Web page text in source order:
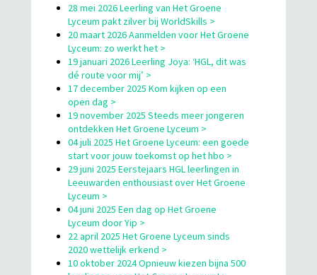
28 mei 2026 Leerling van Het Groene
Lyceum pakt zilver bij WorldSkills >
20 maart 2026 Aanmelden voor Het Groene
Lyceum: zo werkt het >
19 januari 2026 Leerling Joya: ‘HGL, dit was
dé route voor mij’ >
17 december 2025 Kom kijken op een
open dag >
19 november 2025 Steeds meer jongeren
ontdekken Het Groene Lyceum >
04 juli 2025 Het Groene Lyceum: een goede
start voor jouw toekomst op het hbo >
29 juni 2025 Eerstejaars HGL leerlingen in
Leeuwarden enthousiast over Het Groene
Lyceum >
04 juni 2025 Een dag op Het Groene
Lyceum door Yip >
22 april 2025 Het Groene Lyceum sinds
2020 wettelijk erkend >
10 oktober 2024 Opnieuw kiezen bijna 500